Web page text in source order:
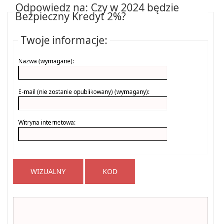
Odpowiedz na: Czy w 2024 będzie
Bezpieczny Kredyt 2%?
Twoje informacje:
Nazwa (wymagane):
E-mail (nie zostanie opublikowany) (wymagany):
Witryna internetowa:
WIZUALNY KOD